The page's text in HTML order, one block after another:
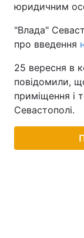
юридичним
"Влада"
про введення
25 вересня в
повідомили,
приміщення і
Севастополі.